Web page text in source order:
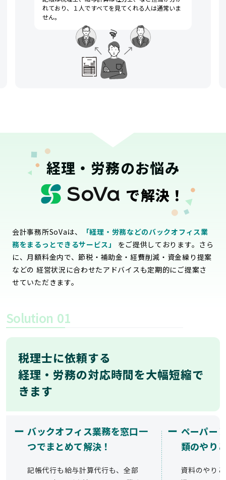
れており、１人ですべてを見てくれる人は通常いま
せん。
経理・労務のお悩み
で解決！
会計事務所SoVaは、
「経理・労務などのバックオフィス業
務をまるっとできるサービス」
をご提供しております。さら
に、月額料金内で、節税・補助金・経費削減・資金繰り提案
などの 経営状況に合わせたアドバイスも定期的にご提案さ
せていただきます。
Solution 01
税理士に依頼する
経理・労務の対応時間を大幅短縮で
きます
ー バックオフィス業務を窓口一
つでまとめて解決！
記帳代行も給与計算代行も、全部
ー ペーパー
類のやり
資料のやり